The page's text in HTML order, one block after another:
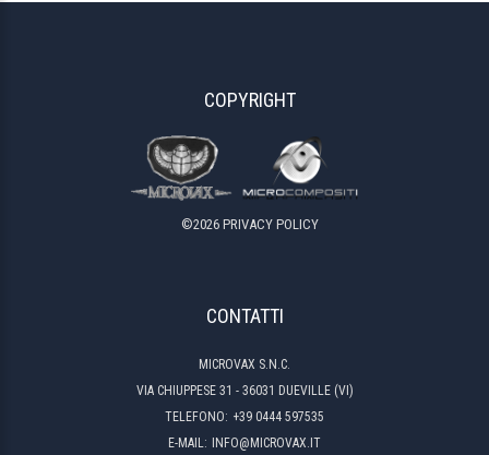
COPYRIGHT
©2026 PRIVACY POLICY
CONTATTI
MICROVAX S.N.C.
VIA CHIUPPESE 31 - 36031 DUEVILLE (VI)
TELEFONO: +39 0444 597535
E-MAIL:
INFO@MICROVAX.IT